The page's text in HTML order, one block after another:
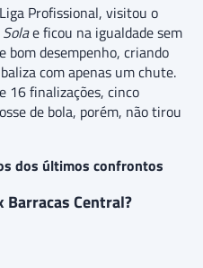
Profissional, visitou o
e ficou na igualdade sem
bom desempenho, criando
com apenas um chute.
16 finalizações, cinco
de bola, porém, não tirou
dos últimos confrontos
Central?